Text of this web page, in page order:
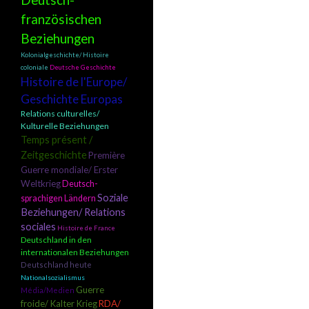
französischen
Beziehungen
Kolonialgeschichte/ Histoire
coloniale Deutsche Geschichte
Histoire de l'Europe/
Geschichte Europas
Relations culturelles/
Kulturelle Beziehungen
Temps présent /
ZeitgeschichtePremière
Guerre mondiale/ Erster
Weltkrieg Deutsch-
sprachigen Ländern Soziale
Beziehungen/ Relations
sociales Histoire de France
Deutschland in den
internationalen Beziehungen
Deutschland heute
Nationalsozialismus
Média/Medien Guerre
froide/ Kalter KriegRDA/